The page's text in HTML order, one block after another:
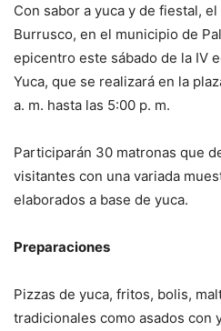
Con sabor a yuca y de fiestal,
Burrusco, en el municipio de
epicentro este sábado de la IV
Yuca, que se realizará en la
a. m. hasta las 5:00 p. m.
Participarán 30 matronas que
visitantes con una variada
elaborados a base de yuca.
Preparaciones
Pizzas de yuca, fritos, bolis,
tradicionales como asados con